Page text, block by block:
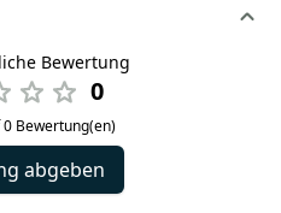
Bewertung
0
Bewertung(en)
abgeben